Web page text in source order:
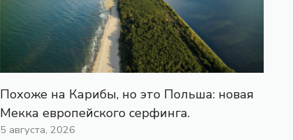
Похоже на Карибы, но это Польша: новая
Мекка европейского серфинга.
5 августа, 2026